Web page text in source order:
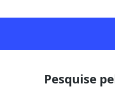
Pesquise